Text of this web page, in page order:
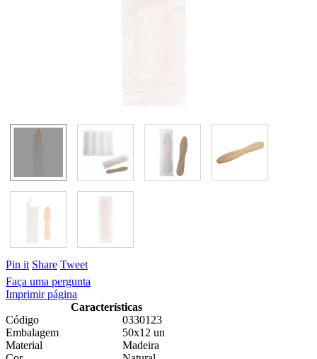
Pin it Share Tweet
Faça uma pergunta
Imprimir página
Características
Código
0330123
Embalagem
50x12 un
Material
Madeira